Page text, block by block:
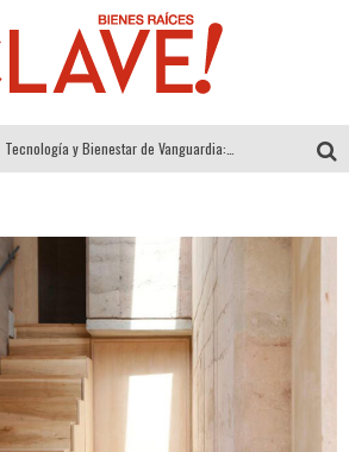
Alexandra Bedoya – La Constancia detrás de La Paletería